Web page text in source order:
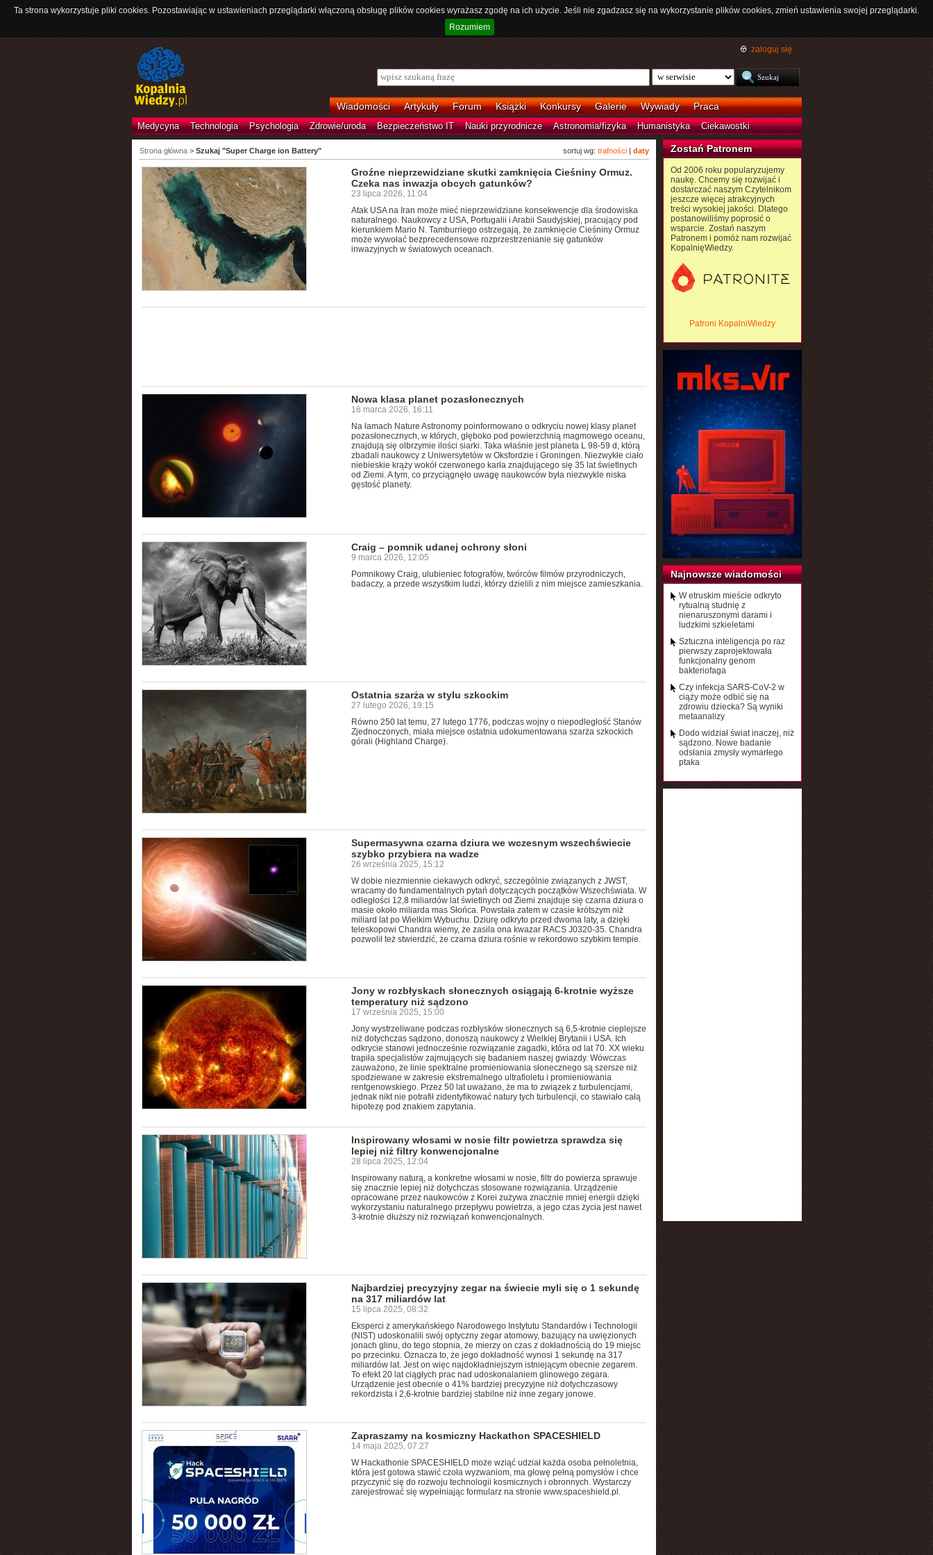
Ta strona wykorzystuje pliki cookies. Pozostawiając w ustawieniach przeglądarki włączoną obsługę plików cookies wyrażasz zgodę na ich użycie. Jeśli nie zgadzasz się na wykorzystanie plików cookies, zmień ustawienia swojej przeglądarki.
Rozumiem
zaloguj się
Wiadomości Artykuły Forum Książki Konkursy Galerie Wywiady Praca
Medycyna Technologia Psychologia Zdrowie/uroda Bezpieczeństwo IT Nauki przyrodnicze Astronomia/fizyka Humanistyka Ciekawostki
sortuj wg: trafności| daty
Strona główna> Szukaj "Super Charge ion Battery"
Groźne nieprzewidziane skutki zamknięcia Cieśniny Ormuz.
Czeka nas inwazja obcych gatunków?
23 lipca 2026, 11:04
Atak USA na Iran może mieć nieprzewidziane konsekwencje dla środowiska
naturalnego. Naukowcy z USA, Portugalii i Arabii Saudyjskiej, pracujący pod
kierunkiem Mario N. Tamburriego ostrzegają, że zamknięcie Cieśniny Ormuz
może wywołać bezprecedensowe rozprzestrzenianie się gatunków
inwazyjnych w światowych oceanach.
Nowa klasa planet pozasłonecznych
16 marca 2026, 16:11
Na łamach Nature Astronomy poinformowano o odkryciu nowej klasy planet
pozasłonecznych, w których, głęboko pod powierzchnią magmowego oceanu,
znajdują się olbrzymie ilości siarki. Taka właśnie jest planeta L 98-59 d, którą
zbadali naukowcy z Uniwersytetów w Oksfordzie i Groningen. Niezwykłe ciało
niebieskie krąży wokół czerwonego karła znajdującego się 35 lat świetlnych
od Ziemi. A tym, co przyciągnęło uwagę naukowców była niezwykle niska
gęstość planety.
Craig – pomnik udanej ochrony słoni
9 marca 2026, 12:05
Pomnikowy Craig, ulubieniec fotografów, twórców filmów przyrodniczych,
badaczy, a przede wszystkim ludzi, którzy dzielili z nim miejsce zamieszkania.
Ostatnia szarża w stylu szkockim
27 lutego 2026, 19:15
Równo 250 lat temu, 27 lutego 1776, podczas wojny o niepodległość Stanów
Zjednoczonych, miała miejsce ostatnia udokumentowana szarża szkockich
górali (Highland Charge).
Supermasywna czarna dziura we wczesnym wszechświecie
szybko przybiera na wadze
26 września 2025, 15:12
W dobie niezmiennie ciekawych odkryć, szczególnie związanych z JWST,
wracamy do fundamentalnych pytań dotyczących początków Wszechświata. W
odległości 12,8 miliardów lat świetlnych od Ziemi znajduje się czarna dziura o
masie około miliarda mas Słońca. Powstała zatem w czasie krótszym niż
miliard lat po Wielkim Wybuchu. Dziurę odkryto przed dwoma laty, a dzięki
teleskopowi Chandra wiemy, że zasila ona kwazar RACS J0320-35. Chandra
pozwolił też stwierdzić, że czarna dziura rośnie w rekordowo szybkim tempie.
Jony w rozbłyskach słonecznych osiągają 6-krotnie wyższe
temperatury niż sądzono
17 września 2025, 15:00
Jony wystrzeliwane podczas rozbłysków słonecznych są 6,5-krotnie cieplejsze
niż dotychczas sądzono, donoszą naukowcy z Wielkiej Brytanii i USA. Ich
odkrycie stanowi jednocześnie rozwiązanie zagadki, która od lat 70. XX wieku
trapiła specjalistów zajmujących się badaniem naszej gwiazdy. Wówczas
zauważono, że linie spektralne promieniowania słonecznego są szersze niż
spodziewane w zakresie ekstremalnego ultrafioletu i promieniowania
rentgenowskiego. Przez 50 lat uważano, że ma to związek z turbulencjami,
jednak nikt nie potrafił zidentyfikować natury tych turbulencji, co stawiało całą
hipotezę pod znakiem zapytania.
Inspirowany włosami w nosie filtr powietrza sprawdza się
lepiej niż filtry konwencjonalne
28 lipca 2025, 12:04
Inspirowany naturą, a konkretne włosami w nosie, filtr do powierza sprawuje
się znacznie lepiej niż dotychczas stosowane rozwiązania. Urządzenie
opracowane przez naukowców z Korei zużywa znacznie mniej energii dzięki
wykorzystaniu naturalnego przepływu powietrza, a jego czas życia jest nawet
3-krotnie dłuższy niż rozwiązań konwencjonalnych.
Najbardziej precyzyjny zegar na świecie myli się o 1 sekundę
na 317 miliardów lat
15 lipca 2025, 08:32
Eksperci z amerykańskiego Narodowego Instytutu Standardów i Technologii
(NIST) udoskonalili swój optyczny zegar atomowy, bazujący na uwięzionych
jonach glinu, do tego stopnia, że mierzy on czas z dokładnością do 19 miejsc
po przecinku. Oznacza to, że jego dokładność wynosi 1 sekundę na 317
miliardów lat. Jest on więc najdokładniejszym istniejącym obecnie zegarem.
To efekt 20 lat ciągłych prac nad udoskonalaniem glinowego zegara.
Urządzenie jest obecnie o 41% bardziej precyzyjne niż dotychczasowy
rekordzista i 2,6-krotnie bardziej stabilne niż inne zegary jonowe.
Zapraszamy na kosmiczny Hackathon SPACESHIELD
14 maja 2025, 07:27
W Hackathonie SPACESHIELD może wziąć udział każda osoba pełnoletnia,
która jest gotowa stawić czoła wyzwaniom, ma głowę pełną pomysłów i chce
przyczynić się do rozwoju technologii kosmicznych i obronnych. Wystarczy
zarejestrować się wypełniając formularz na stronie www.spaceshield.pl.
Zostań Patronem
Od 2006 roku popularyzujemy
naukę. Chcemy się rozwijać i
dostarczać naszym Czytelnikom
jeszcze więcej atrakcyjnych
treści wysokiej jakości. Dlatego
postanowiliśmy poprosić o
wsparcie. Zostań naszym
Patronem i pomóż nam rozwijać
KopalnięWiedzy.
Patroni KopalniWiedzy
Najnowsze wiadomości
W etruskim mieście odkryto
rytualną studnię z
nienaruszonymi darami i
ludzkimi szkieletami
Sztuczna inteligencja po raz
pierwszy zaprojektowała
funkcjonalny genom
bakteriofaga
Czy infekcja SARS-CoV-2 w
ciąży może odbić się na
zdrowiu dziecka? Są wyniki
metaanalizy
Dodo widział świat inaczej, niż
sądzono. Nowe badanie
odsłania zmysły wymarłego
ptaka